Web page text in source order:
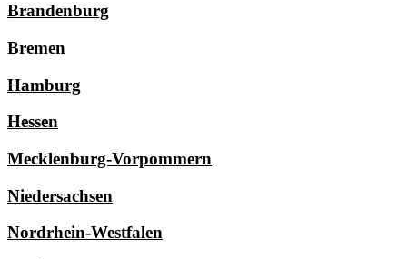
Brandenburg
Bremen
Hamburg
Hessen
Mecklenburg-Vorpommern
Niedersachsen
Nordrhein-Westfalen